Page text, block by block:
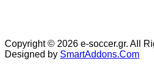
Copyright © 2026 e-soccer.gr. All
Designed by SmartAddons.Com